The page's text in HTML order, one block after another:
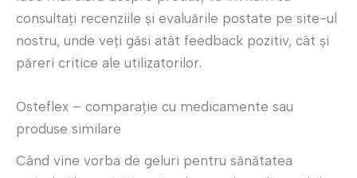
consultați recenziile și evaluările postate pe site-ul
nostru, unde veți găsi atât feedback pozitiv, cât și
păreri critice ale utilizatorilor.
Osteflex – comparație cu medicamente sau
produse similare
Când vine vorba de geluri pentru sănătatea